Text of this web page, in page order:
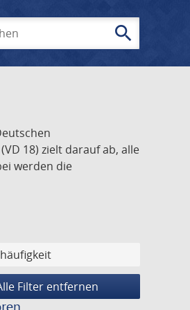
search
18) zielt darauf ab, alle
werden die
Filter entfernen